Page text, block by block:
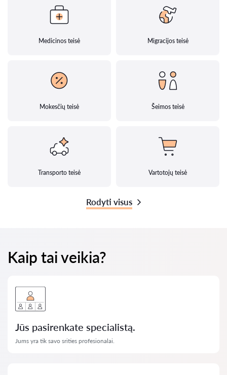
Medicinos teisė Migracijos teisė
Mokesčių teisė Šeimos teisė
Transporto teisė Vartotojų teisė
Rodyti visus
Kaip tai veikia?
Jūs pasirenkate specialistą.
Jums yra tik savo srities profesionalai.